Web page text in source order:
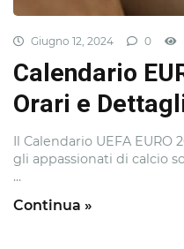
Giugno 12, 2024 0
Calendario
Orari e
Il Calendario UEFA
gli appassionati di calcio
...
Continua »